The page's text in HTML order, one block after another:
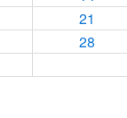
21
28